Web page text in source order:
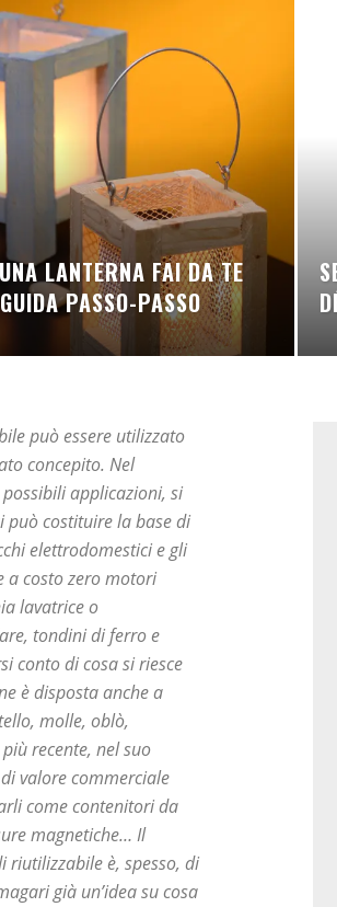
LANTERNA FAI DA TE
PASSO-PASSO
può essere utilizzato
concepito. Nel
applicazioni, si
può costituire la base di
elettrodomestici e gli
a costo zero motori
lavatrice o
tondini di ferro e
conto di cosa si riesce
è disposta anche a
molle, oblò,
recente, nel suo
valore commerciale
come contenitori da
magnetiche… Il
riutilizzabile è, spesso, di
già un’idea su cosa